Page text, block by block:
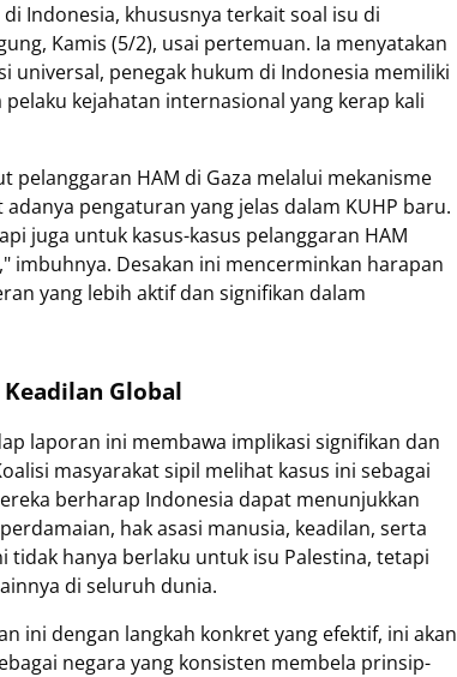
Indonesia, khususnya terkait soal isu di
Kamis (5/2), usai pertemuan. Ia menyatakan
universal, penegak hukum di Indonesia memiliki
kejahatan internasional yang kerap kali
pelanggaran HAM di Gaza melalui mekanisme
pengaturan yang jelas dalam KUHP baru.
juga untuk kasus-kasus pelanggaran HAM
imbuhnya. Desakan ini mencerminkan harapan
yang lebih aktif dan signifikan dalam
Global
laporan ini membawa implikasi signifikan dan
masyarakat sipil melihat kasus ini sebagai
berharap Indonesia dapat menunjukkan
hak asasi manusia, keadilan, serta
hanya berlaku untuk isu Palestina, tetapi
di seluruh dunia.
ini dengan langkah konkret yang efektif, ini akan
negara yang konsisten membela prinsip-